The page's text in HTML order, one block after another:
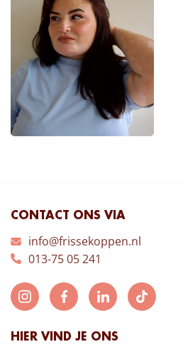
CONTACT ONS VIA
info@frissekoppen.nl
013-75 05 241
HIER VIND JE ONS